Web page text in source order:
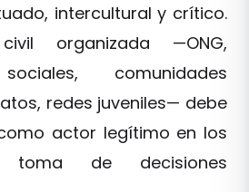
intercultural y crítico.
organizada —ONG,
comunidades
redes juveniles— debe
actor legítimo en los
toma de decisiones